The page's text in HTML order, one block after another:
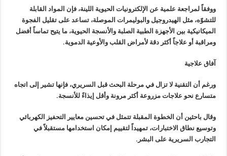
ووفقاً لمراجعة علمية عن الإلكترونيات الحيوية اللينة، فإن المواد القابلة
للتشوّه، مثل الهيدروجيل والبوليمرات الموصلة، تساعد على تقليل الفجوة
الميكانيكية بين الأجهزة الطبية الصلبة والأنسجة الحيوية، ما يتيح تماساً أفضل
ومراقبة أو علاجاً أكثر دقة لأمراض القلب والأوعية الدموية.
آفاق علاجية
ورغم أن التقنية لا تزال في مرحلة البحث قبل السريري، فإنها تشير إلى اتجاه
متسارع نحو علاجات مزروعة أكثر مرونة وأقل إيذاءً للأنسجة.
وقال باحثين أن الخطوة المقبلة تتمثل في تحسين معايير التحفيز الكهربائي
وتوسيع نطاق الاختبارات، تمهيداً لتقييم إمكان استخدامها مستقبلاً في
التجارب السريرية على البشر.